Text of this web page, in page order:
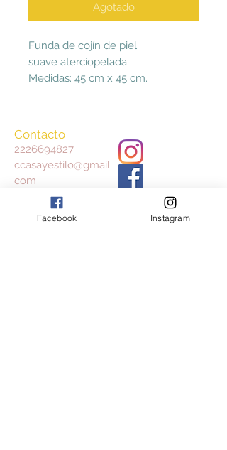
Agotado
Funda de cojín de piel
suave aterciopelada.
Medidas: 45 cm x 45 cm.
Contacto
2226694827
ccasayestilo@gmail.
com
Facebook Instagram